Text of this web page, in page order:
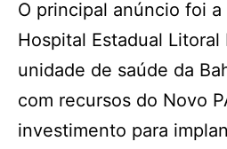
O principal anúncio foi
Hospital Estadual
unidade de saúde da
com recursos do Novo
investimento para